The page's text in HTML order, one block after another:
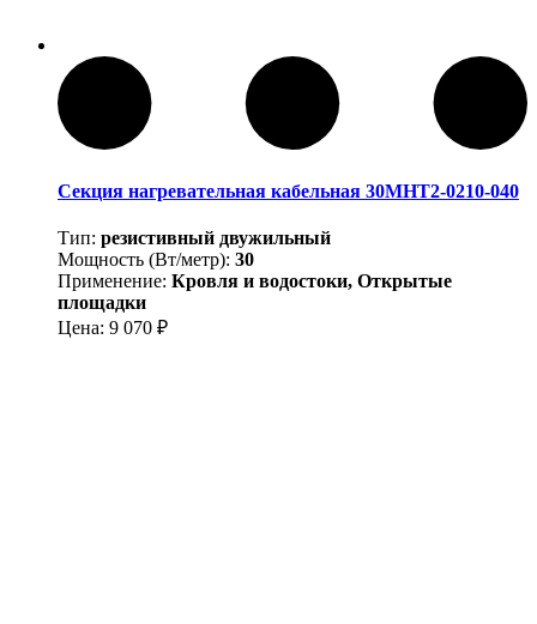
Секция нагревательная кабельная 30МНТ2-0210-040
Тип: резистивный двужильный
Мощность (Вт/метр): 30
Применение: Кровля и водостоки, Открытые
площадки
Цена: 9 070 ₽